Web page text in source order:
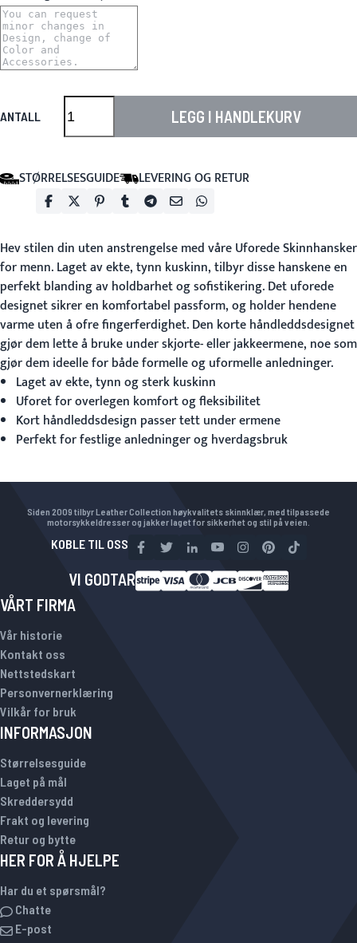
ANTALL LEGG I HANDLEKURV
STØRRELSESGUIDE LEVERING OG RETUR
Hev stilen din uten anstrengelse med våreUforede Skinnhansker
for menn. Laget av ekte, tynn kuskinn, tilbyr disse hanskene en
perfekt blanding av holdbarhet og sofistikering. Det uforede
designet sikrer en komfortabel passform, og holder hendene
varme uten å ofre fingerferdighet. Den korte håndleddsdesignet
gjør dem lette å bruke under skjorte- eller jakkeermene, noe som
gjør dem ideelle for både formelle og uformelle anledninger.
Laget av ekte, tynn og sterk kuskinn
Uforet for overlegen komfort og fleksibilitet
Kort håndleddsdesign passer tett under ermene
Perfekt for festlige anledninger og hverdagsbruk
Siden 2009 tilbyr Leather Collection høykvalitets skinnklær, med tilpassede
motorsykkeldresser og jakker laget for sikkerhet og stil på veien.
KOBLE TIL OSS
VI GODTAR
VÅRT FIRMA
Vår historie
Kontakt oss
Nettstedskart
Personvernerklæring
Vilkår for bruk
INFORMASJON
Størrelsesguide
Laget på mål
Skreddersydd
Frakt og levering
Retur og bytte
HER FOR Å HJELPE
Har du et spørsmål?
Chatte
E-post